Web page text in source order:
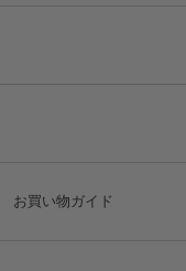
お買い物ガイド